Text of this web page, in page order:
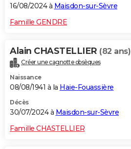
16/08/2024 à Maisdon-sur-Sèvre
Famille GENDRE
Alain CHASTELLIER (82 ans)
Créer une cagnotte obsèques
Naissance
08/08/1941 à la Haie-Fouassière
Décès
30/07/2024 à Maisdon-sur-Sèvre
Famille CHASTELLIER